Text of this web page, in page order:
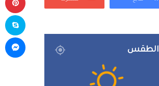
الطقس